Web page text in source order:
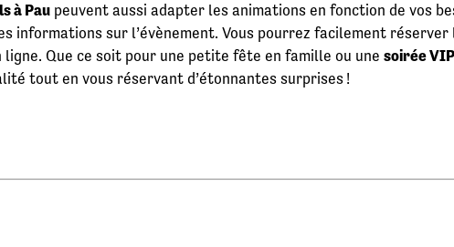
à Pau peuvent aussi adapter les animations en fonction de vos
informations sur l’évènement. Vous pourrez facilement réserver
Que ce soit pour une petite fête en famille ou une soirée VIP
tout en vous réservant d’étonnantes surprises !